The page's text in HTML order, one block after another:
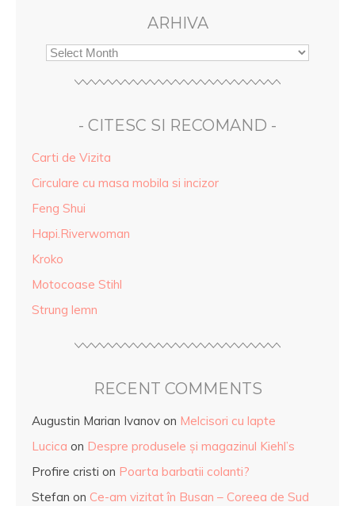
ARHIVA
- CITESC SI RECOMAND -
Carti de Vizita
Circulare cu masa mobila si incizor
Feng Shui
Hapi.Riverwoman
Kroko
Motocoase Stihl
Strung lemn
RECENT COMMENTS
Augustin Marian Ivanov on Melcisori cu lapte
Lucica on Despre produsele și magazinul Kiehl’s
Profire cristi on Poarta barbatii colanti?
Stefan on Ce-am vizitat în Busan – Coreea de Sud